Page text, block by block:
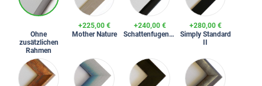
Ohne
zusätzlichen
Rahmen
+225,00 €
Mother Nature
+240,00 €
Schattenfugenrahmen
+280,00 €
Simply Standard